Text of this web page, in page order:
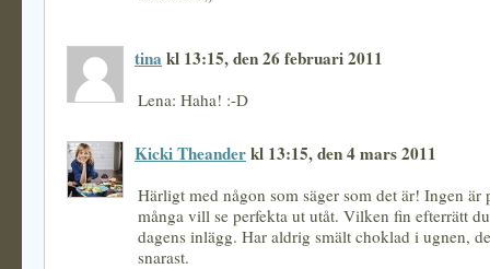
tina kl 13:15, den 26 februari 2011
Lena: Haha! :-D
Kicki Theanderkl 13:15, den 4 mars 2011
Härligt med någon som säger som det är! Ingen är
många vill se perfekta ut utåt. Vilken fin efterrätt
dagens inlägg. Har aldrig smält choklad i ugnen,
snarast.